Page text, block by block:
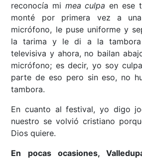
reconocía mi mea culpa en ese
monté por primera vez a
micrófono, le puse uniforme y
la tarima y le di a la tambora
televisiva y ahora, no bailan
micrófono; es decir, yo soy
parte de eso pero sin eso, no
tambora.
En cuanto al festival, yo digo
nuestro se volvió cristiano
Dios quiere.
En pocas ocasiones,